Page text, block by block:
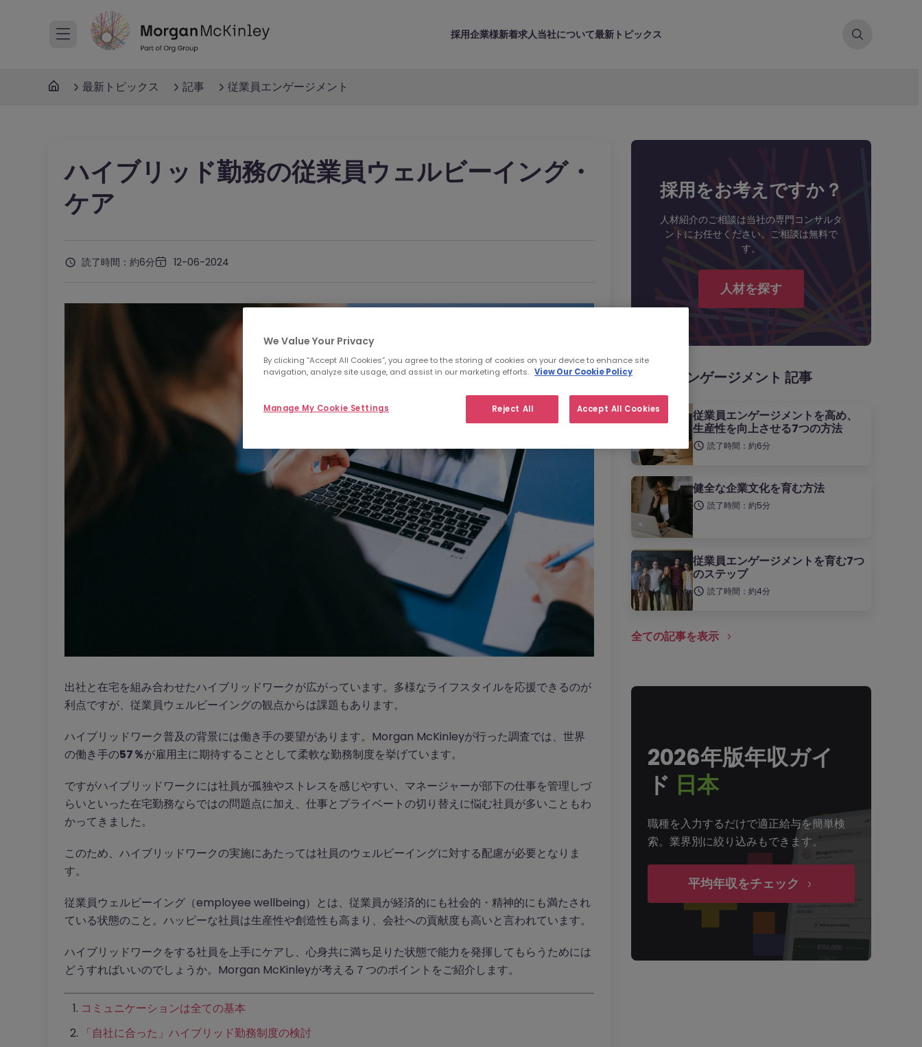
採用企業様新着求人当社について最新トピックス
最新トピックス 記事 従業員エンゲージメント
ハイブリッド勤務の従業員ウェルビーイング・
ケア
読了時間：約6分 12-06-2024
出社と在宅を組み合わせたハイブリッドワークが広がっています。多様なライフスタイルを応援できるのが
利点ですが、従業員ウェルビーイングの観点からは課題もあります。
ハイブリッドワーク普及の背景には働き手の要望があります。Morgan McKinleyが行った調査では、世界
の働き手の57％が雇用主に期待することとして柔軟な勤務制度を挙げています。
ですがハイブリッドワークには社員が孤独やストレスを感じやすい、マネージャーが部下の仕事を管理しづ
らいといった在宅勤務ならではの問題点に加え、仕事とプライベートの切り替えに悩む社員が多いこともわ
かってきました。
このため、ハイブリッドワークの実施にあたっては社員のウェルビーイングに対する配慮が必要となりま
す。
従業員ウェルビーイング（employee wellbeing）とは、従業員が経済的にも社会的・精神的にも満たされ
ている状態のこと。ハッピーな社員は生産性や創造性も高まり、会社への貢献度も高いと言われています。
ハイブリッドワークをする社員を上手にケアし、心身共に満ち足りた状態で能力を発揮してもらうためには
どうすればいいのでしょうか。Morgan McKinleyが考える７つのポイントをご紹介します。
コミュニケーションは全ての基本
「自社に合った」ハイブリッド勤務制度の検討
採用をお考えですか？
人材紹介のご相談は当社の専門コンサルタ
ントにお任せください。ご相談は無料で
す。
人材を探す
従業員エンゲージメント 記事
従業員エンゲージメントを高め、
生産性を向上させる7つの方法
読了時間：約6分
健全な企業文化を育む方法
読了時間：約5分
従業員エンゲージメントを育む7つ
のステップ
読了時間：約4分
全ての記事を表示
2026年版年収ガイ
ド 日本
職種を入力するだけで適正給与を簡単検
索。業界別に絞り込みもできます。
平均年収をチェック
We Value Your Privacy
By clicking “Accept All Cookies”, you agree to the storing of cookies on your device to enhance site
navigation, analyze site usage, and assist in our marketing efforts. View Our Cookie Policy
Reject All Accept All Cookies
Manage My Cookie Settings